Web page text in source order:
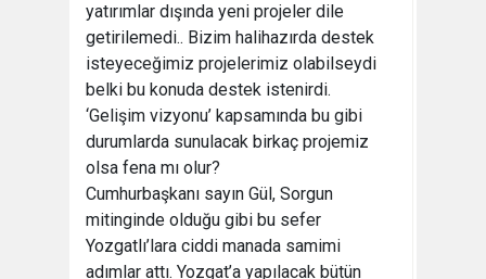
yatırımlar dışında yeni projeler dile
getirilemedi.. Bizim halihazırda destek
isteyeceğimiz projelerimiz olabilseydi
belki bu konuda destek istenirdi.
‘Gelişim vizyonu’ kapsamında bu gibi
durumlarda sunulacak birkaç projemiz
olsa fena mı olur?
Cumhurbaşkanı sayın Gül, Sorgun
mitinginde olduğu gibi bu sefer
Yozgatlı’lara ciddi manada samimi
adımlar attı. Yozgat’a yapılacak bütün